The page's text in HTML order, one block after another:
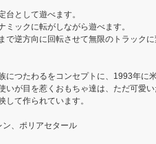
として遊べます。
ックに転がしながら遊べます。
逆方向に回転させて無限のトラックに
につたわるをコンセプトに、1993年に
いが目を惹くおもちゃ達は、ただ可愛
して作られています。
、ポリアセタール